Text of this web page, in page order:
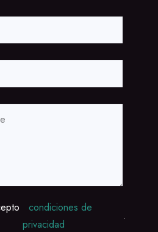
condiciones de
privacidad
.